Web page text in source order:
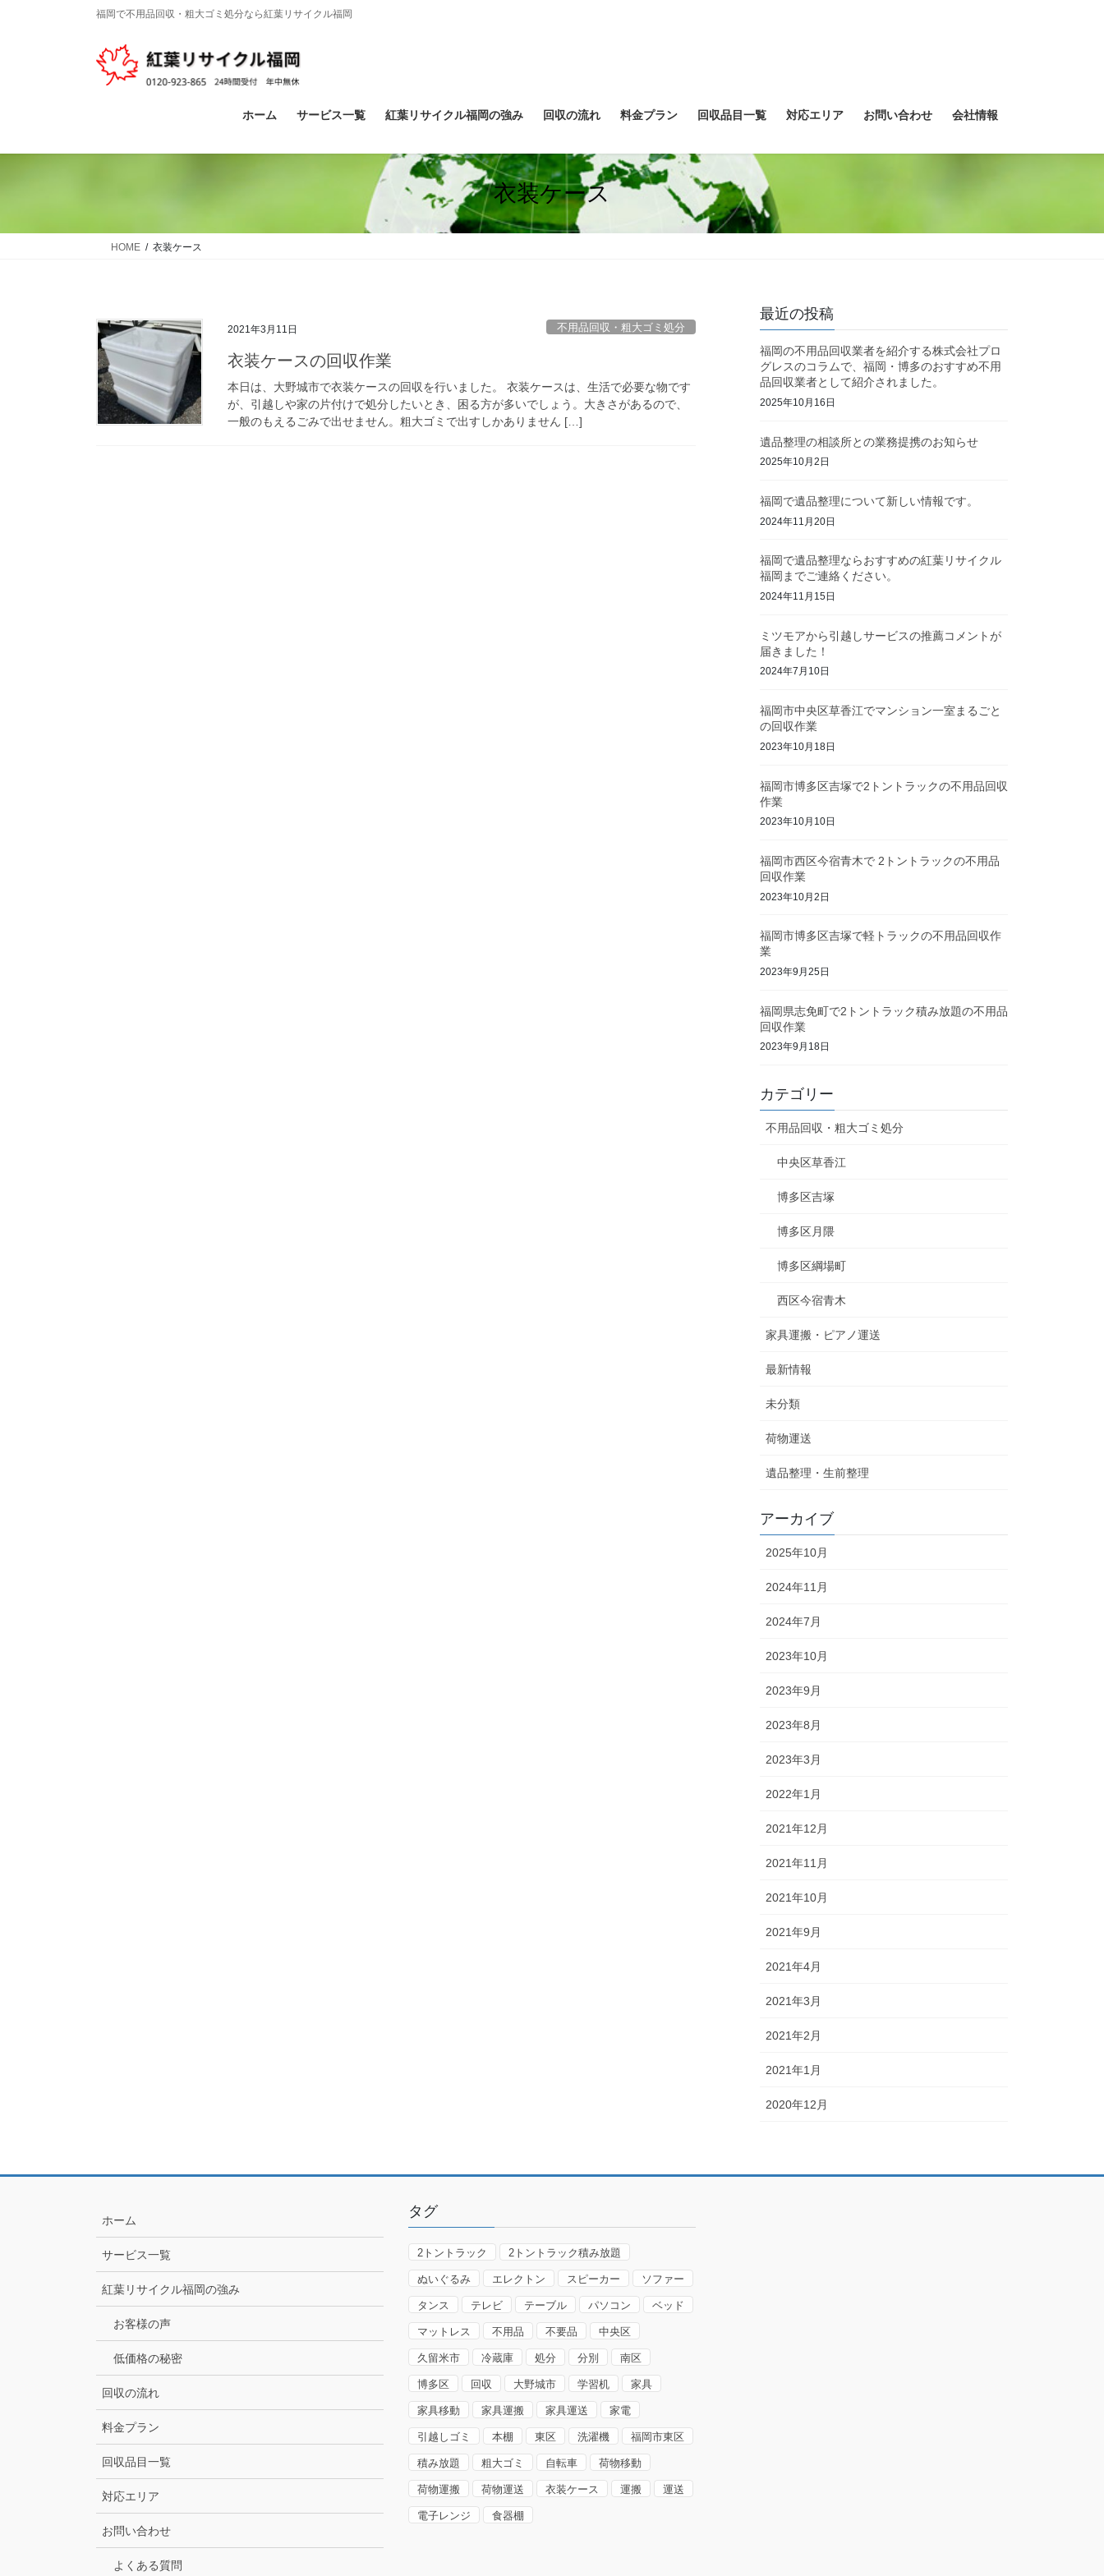
福岡で不用品回収・粗大ゴミ処分なら紅葉リサイクル福岡
ホーム サービス一覧 紅葉リサイクル福岡の強み 回収の流れ 料金プラン 回収品目一覧 対応エリア お問い合わせ 会社情報
衣装ケース
HOME 衣装ケース
2021年3月11日 不用品回収・粗大ゴミ処分
衣装ケースの回収作業
本日は、大野城市で衣装ケースの回収を行いました。 衣装ケースは、生活で必要な物です
が、引越しや家の片付けで処分したいとき、困る方が多いでしょう。大きさがあるので、
一般のもえるごみで出せません。粗大ゴミで出すしかありません […]
最近の投稿
福岡の不用品回収業者を紹介する株式会社プロ
グレスのコラムで、福岡・博多のおすすめ不用
品回収業者として紹介されました。
2025年10月16日
遺品整理の相談所との業務提携のお知らせ
2025年10月2日
福岡で遺品整理について新しい情報です。
2024年11月20日
福岡で遺品整理ならおすすめの紅葉リサイクル
福岡までご連絡ください。
2024年11月15日
ミツモアから引越しサービスの推薦コメントが
届きました！
2024年7月10日
福岡市中央区草香江でマンション一室まるごと
の回収作業
2023年10月18日
福岡市博多区吉塚で2トントラックの不用品回収
作業
2023年10月10日
福岡市西区今宿青木で 2トントラックの不用品
回収作業
2023年10月2日
福岡市博多区吉塚で軽トラックの不用品回収作
業
2023年9月25日
福岡県志免町で2トントラック積み放題の不用品
回収作業
2023年9月18日
カテゴリー
不用品回収・粗大ゴミ処分
中央区草香江
博多区吉塚
博多区月隈
博多区綱場町
西区今宿青木
家具運搬・ピアノ運送
最新情報
未分類
荷物運送
遺品整理・生前整理
アーカイブ
2025年10月
2024年11月
2024年7月
2023年10月
2023年9月
2023年8月
2023年3月
2022年1月
2021年12月
2021年11月
2021年10月
2021年9月
2021年4月
2021年3月
2021年2月
2021年1月
2020年12月
ホーム
サービス一覧
紅葉リサイクル福岡の強み
お客様の声
低価格の秘密
回収の流れ
料金プラン
回収品目一覧
対応エリア
お問い合わせ
よくある質問
タグ
2トントラック 2トントラック積み放題
ぬいぐるみ エレクトン スピーカー ソファー
タンス テレビ テーブル パソコン ベッド
マットレス 不用品 不要品 中央区
久留米市 冷蔵庫 処分 分別 南区
博多区 回収 大野城市 学習机 家具
家具移動 家具運搬 家具運送 家電
引越しゴミ 本棚 東区 洗濯機 福岡市東区
積み放題 粗大ゴミ 自転車 荷物移動
荷物運搬 荷物運送 衣装ケース 運搬 運送
電子レンジ 食器棚